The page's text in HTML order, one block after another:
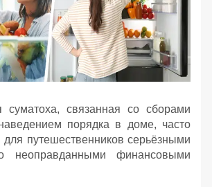
суматоха, связанная со сборами
порядка в доме, часто
для путешественников серьёзными
неоправданными финансовыми